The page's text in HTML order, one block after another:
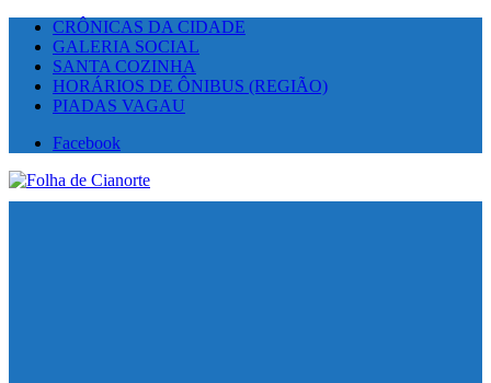
CRÔNICAS DA CIDADE
GALERIA SOCIAL
SANTA COZINHA
HORÁRIOS DE ÔNIBUS (REGIÃO)
PIADAS VAGAU
Facebook